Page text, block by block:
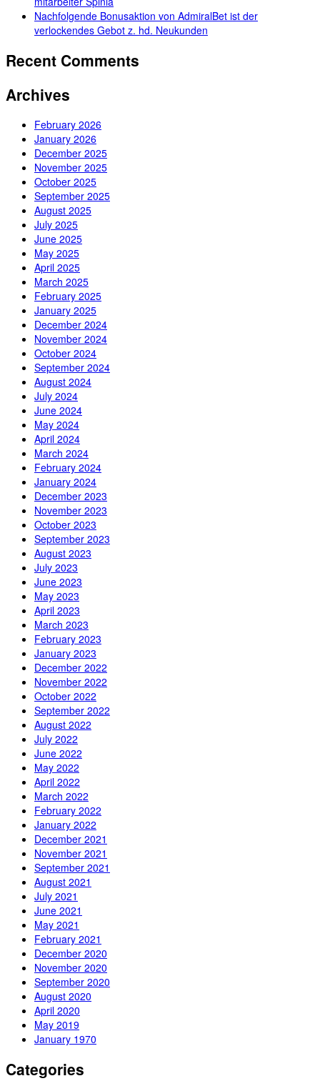
Nachfolgende Bonusaktion von AdmiralBet ist der
verlockendes Gebot z. hd. Neukunden
Recent Comments
Archives
February 2026
January 2026
December 2025
November 2025
October 2025
September 2025
August 2025
July 2025
June 2025
May 2025
April 2025
March 2025
February 2025
January 2025
December 2024
November 2024
October 2024
September 2024
August 2024
July 2024
June 2024
May 2024
April 2024
March 2024
February 2024
January 2024
December 2023
November 2023
October 2023
September 2023
August 2023
July 2023
June 2023
May 2023
April 2023
March 2023
February 2023
January 2023
December 2022
November 2022
October 2022
September 2022
August 2022
July 2022
June 2022
May 2022
April 2022
March 2022
February 2022
January 2022
December 2021
November 2021
September 2021
August 2021
July 2021
June 2021
May 2021
February 2021
December 2020
November 2020
September 2020
August 2020
April 2020
May 2019
January 1970
Categories